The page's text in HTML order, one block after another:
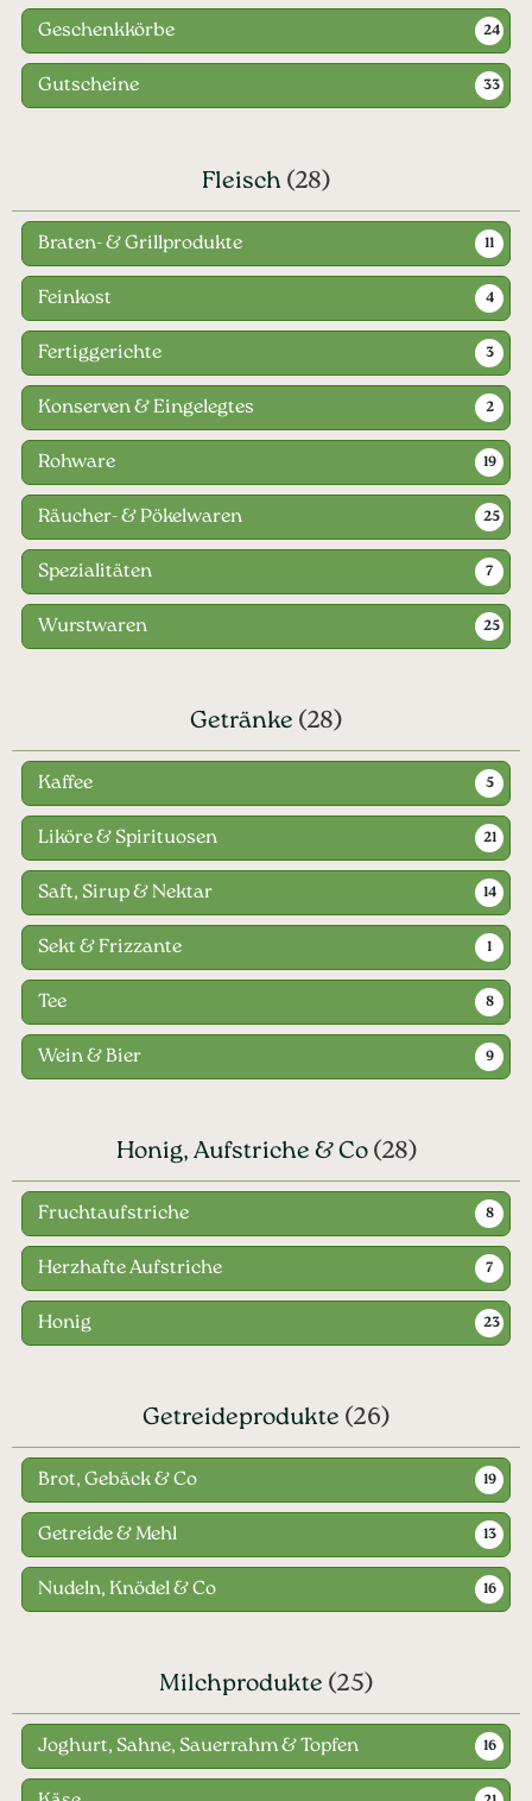
Geschenkkörbe 24
Gutscheine 33
Fleisch (28)
Braten- & Grillprodukte 11
Feinkost 4
Fertiggerichte 3
Konserven & Eingelegtes 2
Rohware 19
Räucher- & Pökelwaren 25
Spezialitäten 7
Wurstwaren 25
Getränke (28)
Kaffee 5
Liköre & Spirituosen 21
Saft, Sirup & Nektar 14
Sekt & Frizzante 1
Tee 8
Wein & Bier 9
Honig, Aufstriche & Co (28)
Fruchtaufstriche 8
Herzhafte Aufstriche 7
Honig 23
Getreideprodukte (26)
Brot, Gebäck & Co 19
Getreide & Mehl 13
Nudeln, Knödel & Co 16
Milchprodukte (25)
Joghurt, Sahne, Sauerrahm & Topfen 16